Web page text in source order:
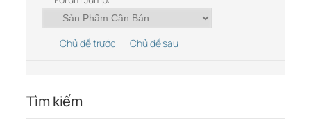
Chủ đề trước Chủ đề sau
Tìm kiếm